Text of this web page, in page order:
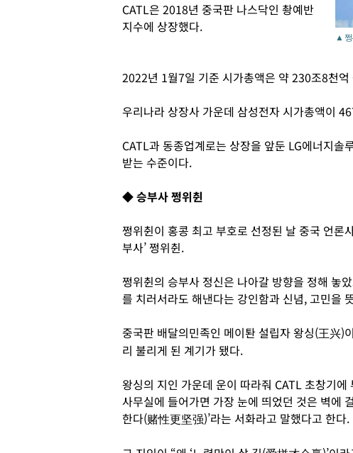
▲ 쩡
CATL은 2018년 중국판 나스닥인 촹예반
지수에 상장했다.
2022년 1월7일 기준 시가총액은 약 230조8천
우리나라 상장사 가운데 삼성전자 시가총액이
CATL과 동종업계로는 상장을 앞둔 LG에너지
받는 수준이다.
◆ 승부사 쩡위췬
쩡위췬이 홍콩 최고 부호로 선정된 날 중국 언론
부사’ 쩡위췬.
쩡위췬의 승부사 정신은 나아갈 방향을 정해 놓
를 치러서라도 해낸다는 강인함과 신념, 고민을
중국판 배달의민족인 메이퇀 설립자 왕싱(王兴)
리 불리게 된 계기가 됐다.
왕싱의 지인 가운데 운이 따라줘 CATL 초창기
사무실에 들어가면 가장 눈에 띄었던 것은 벽에
한다(赌性更坚强)’라는 서화라고 말했다고 한다.